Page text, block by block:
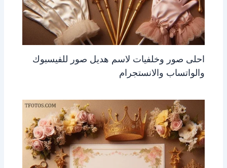
احلى صور وخلفيات لاسم هديل صور للفيسبوك
والواتساب والانستجرام